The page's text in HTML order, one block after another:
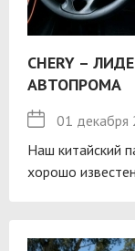
CHERY –
АВТОПРОМА
01 декабря
Наш китайский
хорошо